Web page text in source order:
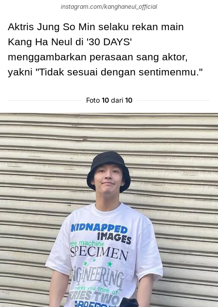
instagram.com/kanghaneul_official
Aktris Jung So Min selaku rekan main
Kang Ha Neul di '30 DAYS'
menggambarkan perasaan sang aktor,
yakni "Tidak sesuai dengan sentimenmu."
Foto 10dari 10